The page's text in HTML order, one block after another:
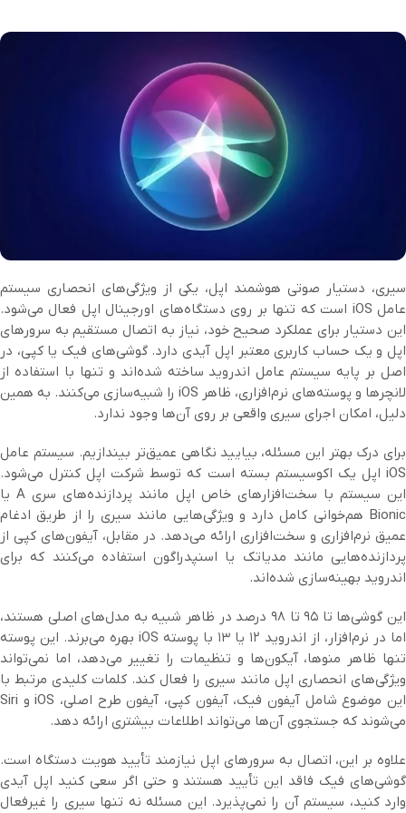
سیری، دستیار صوتی هوشمند اپل، یکی از ویژگی‌های انحصاری سیستم
عامل iOS است که تنها بر روی دستگاه‌های اورجینال اپل فعال می‌شود.
این دستیار برای عملکرد صحیح خود، نیاز به اتصال مستقیم به سرورهای
اپل و یک حساب کاربری معتبر اپل آیدی دارد. گوشی‌های فیک یا کپی، در
اصل بر پایه سیستم عامل اندروید ساخته شده‌اند و تنها با استفاده از
لانچرها و پوسته‌های نرم‌افزاری، ظاهر iOS را شبیه‌سازی می‌کنند. به همین
دلیل، امکان اجرای سیری واقعی بر روی آن‌ها وجود ندارد.
برای درک بهتر این مسئله، بیایید نگاهی عمیق‌تر بیندازیم. سیستم عامل
iOS اپل یک اکوسیستم بسته است که توسط شرکت اپل کنترل می‌شود.
این سیستم با سخت‌افزارهای خاص اپل مانند پردازنده‌های سری A یا
Bionic هم‌خوانی کامل دارد و ویژگی‌هایی مانند سیری را از طریق ادغام
عمیق نرم‌افزاری و سخت‌افزاری ارائه می‌دهد. در مقابل، آیفون‌های کپی از
پردازنده‌هایی مانند مدیاتک یا اسنپدراگون استفاده می‌کنند که برای
اندروید بهینه‌سازی شده‌اند.
این گوشی‌ها تا ۹۵ تا ۹۸ درصد در ظاهر شبیه به مدل‌های اصلی هستند،
اما در نرم‌افزار، از اندروید ۱۲ یا ۱۳ با پوسته iOS بهره می‌برند. این پوسته
تنها ظاهر منوها، آیکون‌ها و تنظیمات را تغییر می‌دهد، اما نمی‌تواند
ویژگی‌های انحصاری اپل مانند سیری را فعال کند. کلمات کلیدی مرتبط با
این موضوع شامل آیفون فیک، آیفون کپی، آیفون طرح اصلی، iOS و Siri
می‌شوند که جستجوی آن‌ها می‌تواند اطلاعات بیشتری ارائه دهد.
علاوه بر این، اتصال به سرورهای اپل نیازمند تأیید هویت دستگاه است.
گوشی‌های فیک فاقد این تأیید هستند و حتی اگر سعی کنید اپل آیدی
وارد کنید، سیستم آن را نمی‌پذیرد. این مسئله نه تنها سیری را غیرفعال